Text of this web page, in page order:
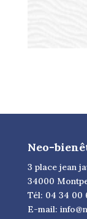
Neo-
3 place jean
34000
Tél: 04 34 00
E-mail: